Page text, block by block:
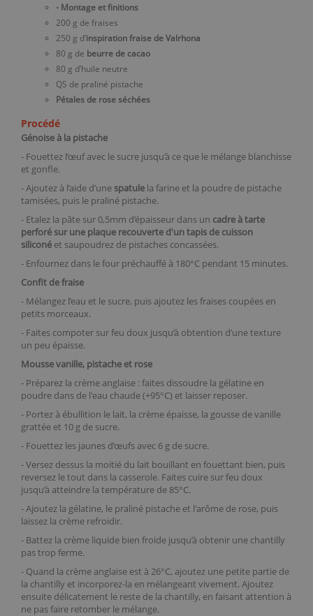
- Montage et finitions
200 g de fraises
250 g d’inspiration fraise de Valrhona
80 g de beurre de cacao
80 g d’huile neutre
QS de praliné pistache
Pétales de rose séchées
Procédé
Génoise à la pistache
- Fouettez l’œuf avec le sucre jusqu’à ce que le mélange blanchisse
et gonfle.
- Ajoutez à l’aide d’une spatule la farine et la poudre de pistache
tamisées, puis le praliné pistache.
- Etalez la pâte sur 0,5mm d’épaisseur dans un cadre à tarte
perforé sur une plaque recouverte d'untapis de cuisson
siliconé et saupoudrez de pistaches concassées.
- Enfournez dans le four préchauffé à 180°C pendant 15 minutes.
Confit de fraise
- Mélangez l’eau et le sucre, puis ajoutez les fraises coupées en
petits morceaux.
- Faites compoter sur feu doux jusqu’à obtention d’une texture
un peu épaisse.
Mousse vanille, pistache et rose
- Préparez la crème anglaise : faites dissoudre la gélatine en
poudre dans de l'eau chaude (+95°C) et laisser reposer.
- Portez à ébullition le lait, la crème épaisse, la gousse de vanille
grattée et 10 g de sucre.
- Fouettez les jaunes d’œufs avec 6 g de sucre.
- Versez dessus la moitié du lait bouillant en fouettant bien, puis
reversez le tout dans la casserole. Faites cuire sur feu doux
jusqu’à atteindre la température de 85°C.
- Ajoutez la gélatine, le praliné pistache et l'arôme de rose, puis
laissez la crème refroidir.
- Battez la crème liquide bien froide jusqu’à obtenir une chantilly
pas trop ferme.
- Quand la crème anglaise est à 26°C, ajoutez une petite partie de
la chantilly et incorporez-la en mélangeant vivement. Ajoutez
ensuite délicatement le reste de la chantilly, en faisant attention à
ne pas faire retomber le mélange.